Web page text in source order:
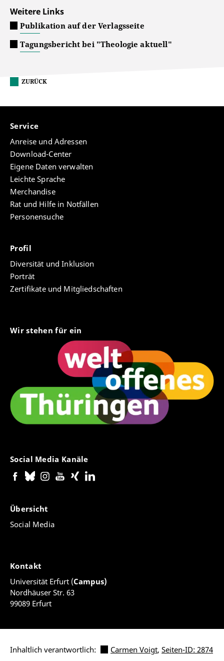
Weitere Links
Publikation auf der Verlagsseite
Tagungsbericht bei "Theologie aktuell"
ZURÜCK
Service
Anreise und Adressen
Download-Center
Eigene Daten verwalten
Leichte Sprache
Merchandise
Rat und Hilfe in Notfällen
Personensuche
Profil
Diversität und Inklusion
Porträt
Zertifikate und Mitgliedschaften
Wir stehen für ein
Social Media Kanäle
Übersicht
Social Media
Kontakt
Universität Erfurt (Campus)
Nordhäuser Str. 63
99089 Erfurt
Inhaltlich verantwortlich: Carmen Voigt, Seiten-ID: 2874